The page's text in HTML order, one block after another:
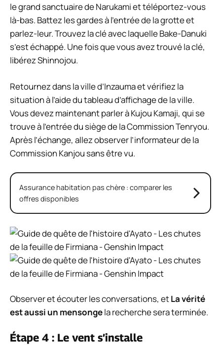
le grand sanctuaire de Narukami et téléportez-vous
là-bas. Battez les gardes à l’entrée de la grotte et
parlez-leur. Trouvez la clé avec laquelle Bake-Danuki
s’est échappé. Une fois que vous avez trouvé la clé,
libérez Shinnojou.
Retournez dans la ville d’Inzauma et vérifiez la
situation à l’aide du tableau d’affichage de la ville.
Vous devez maintenant parler à Kujou Kamaji, qui se
trouve à l’entrée du siège de la Commission Tenryou.
Après l’échange, allez observer l’informateur de la
Commission Kanjou sans être vu.
Assurance habitation pas chère : comparer les
offres disponibles
Observer et écouter les conversations, etLa vérité
est aussi un mensongela recherche sera terminée.
Étape 4 : Le vent s’installe